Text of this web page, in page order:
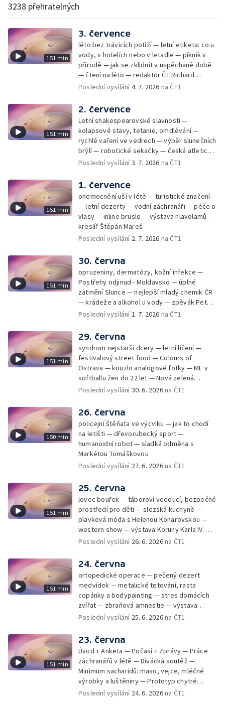
3238 přehratelných
151 min
3. července
léto bez trávicích potíží — letní etiketa: co u
vody, v hotelích nebo v letadle — piknik v
přírodě — jak se zklidnit v uspěchané době
— čtení na léto — redaktor ČT Richard
Samko
Poslední vysílání4. 7. 2026 na ČT1
151 min
2. července
Letní shakespearovské slavnosti —
kolapsové stavy, tetanie, omdlévání —
rychlé vaření ve vedrech — výběr slunečních
brýlí — robotické sekačky — česká atletická
rekordmanka — psí seriál: výmarský
Poslední vysílání3. 7. 2026 na ČT1
151 min
1. července
onemocnění uší v létě — turistické značení
— letní dezerty — vodní záchranáři — péče o
vlasy — inline brusle — výstava hlavolamů —
kreslíř Štěpán Mareš
Poslední vysílání 2. 7. 2026 na ČT1
151 min
30. června
opruzeniny, dermatózy, kožní infekce —
Postřehy odjinud - Moldavsko — úplné
zatmění Slunce — nejlepší mladý chemik ČR
— krádeže a alkohol u vody — zpěvák Peter
Cmorik
Poslední vysílání1. 7. 2026 na ČT1
151 min
29. června
syndrom nejstarší dcery — letní líčení —
festivalový street food — Colours of
Ostrava — kouzlo analogové fotky — ME v
softballu žen do 22 let — Nová zelená
úsporám — Global Teacher Prize Czech
Poslední vysílání30. 6. 2026na ČT1
150 min
26. června
policejní štěňata ve výcviku — jak to chodí
na letišti — dřevorubecký sport —
humanoidní robot — sladká odměna s
Markétou Tomáškovou
Poslední vysílání 27. 6. 2026na ČT1
151 min
25. června
lovec bouřek — táboroví vedoucí, bezpečné
prostředí pro děti — slezská kuchyně —
plavková móda s Helenou Konarovskou —
western show — výstava Koruny Karla IV. —
mladý lezecký fenomén Josef Šindel
Poslední vysílání 26. 6. 2026na ČT1
151 min
24. června
ortopedické operace — pečený dezert
medvídek — metalické tetování, rasta
copánky a bodypainting — stres domácích
zvířat — zbraňová amnestie — výstava
mikrofotografií rostlin — fenomenální
Poslední vysílání 25. 6. 2026na ČT1
151 min
23. června
Úvod + Anketa — Počasí + Zprávy — Práce
záchranářů v létě — Divácká soutěž —
Minimum sacharidů: maso, vejce, mléčné
výrobky a luštěniny — Prototyp chytré
vložky do bot pro běžce — Anketa +
Poslední vysílání 24. 6. 2026na ČT1